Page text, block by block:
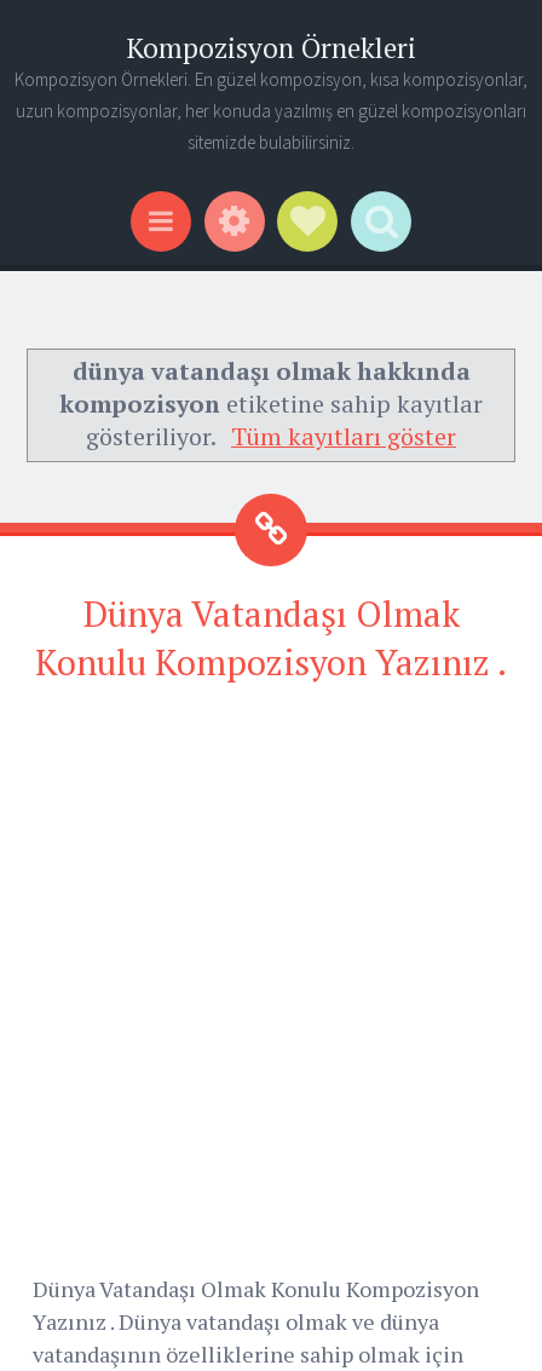
Kompozisyon Örnekleri
Kompozisyon Örnekleri. En güzel kompozisyon, kısa kompozisyonlar,
uzun kompozisyonlar, her konuda yazılmış en güzel kompozisyonları
sitemizde bulabilirsiniz.
Menu WidgetsSocial Links
Search
dünya vatandaşı olmak hakkında
kompozisyon etiketine sahip kayıtlar
gösteriliyor. Tüm kayıtları göster
Dünya Vatandaşı Olmak
Konulu Kompozisyon Yazınız .
Dünya Vatandaşı Olmak Konulu Kompozisyon
Yazınız . Dünya vatandaşı olmak ve dünya
vatandaşının özelliklerine sahip olmak için